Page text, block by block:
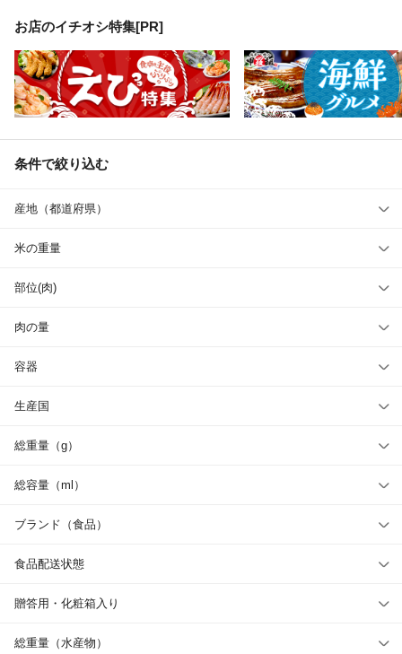
お店のイチオシ特集[PR]
条件で絞り込む
産地（都道府県）
米の重量
部位(肉)
肉の量
容器
生産国
総重量（g）
総容量（ml）
ブランド（食品）
食品配送状態
贈答用・化粧箱入り
総重量（水産物）